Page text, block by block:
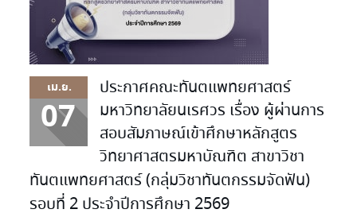
เม.ย.
07
ประกาศคณะทันตแพทยศาสตร์
มหาวิทยาลัยนเรศวร เรื่อง ผู้ผ่านการ
สอบสัมภาษณ์เข้าศึกษาหลักสูตร
วิทยาศาสตรมหาบัณฑิต สาขาวิชา
ทันตแพทยศาสตร์ (กลุ่มวิชาทันตกรรมจัดฟัน)
รอบที่ 2 ประจำปีการศึกษา 2569